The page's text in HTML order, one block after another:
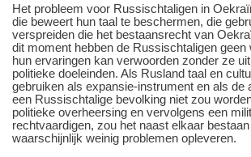
Het probleem voor Russischtaligen in
die beweert hun taal te beschermen, die
verspreiden die het bestaansrecht van
dit moment hebben de Russischtaligen geen
hun ervaringen kan verwoorden zonder ze
politieke doeleinden. Als Rusland taal en
gebruiken als expansie-instrument en als de
een Russischtalige bevolking niet zou
politieke overheersing en vervolgens een
rechtvaardigen, zou het naast elkaar
waarschijnlijk weinig problemen opleveren.